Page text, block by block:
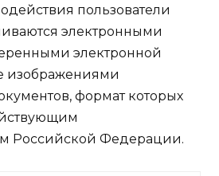
пользователи
электронными
электронной
изображениями
формат которых
Российской Федерации.